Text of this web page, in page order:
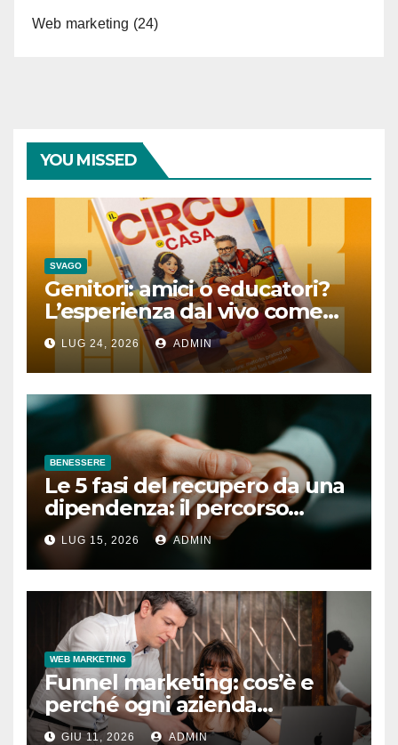
Web marketing (24)
YOU MISSED
SVAGO
Genitori: amici o educatori?
L’esperienza dal vivo come
lezione quotidiana
LUG 24, 2026 ADMIN
BENESSERE
Le 5 fasi del recupero da una
dipendenza: il percorso
completo
LUG 15, 2026 ADMIN
WEB MARKETING
Funnel marketing: cos’è e
perché ogni azienda
dovrebbe implementarlo
GIU 11, 2026 ADMIN